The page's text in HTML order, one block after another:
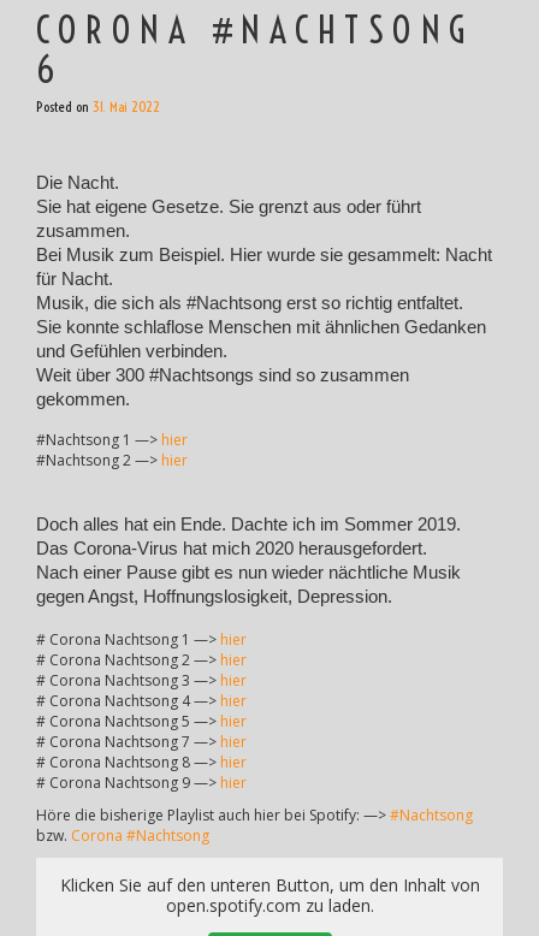
CORONA #NACHTSONG
6
Posted on 31. Mai 2022
Die Nacht.
Sie hat eigene Gesetze. Sie grenzt aus oder führt
zusammen.
Bei Musik zum Beispiel. Hier wurde sie gesammelt: Nacht
für Nacht.
Musik, die sich als #Nachtsong erst so richtig entfaltet.
Sie konnte schlaflose Menschen mit ähnlichen Gedanken
und Gefühlen verbinden.
Weit über 300 #Nachtsongs sind so zusammen
gekommen.
#Nachtsong 1 —> hier
#Nachtsong 2 —> hier
Doch alles hat ein Ende. Dachte ich im Sommer 2019.
Das Corona-Virus hat mich 2020 herausgefordert.
Nach einer Pause gibt es nun wieder nächtliche Musik
gegen Angst, Hoffnungslosigkeit, Depression.
# Corona Nachtsong 1 —> hier
# Corona Nachtsong 2 —> hier
# Corona Nachtsong 3 —> hier
# Corona Nachtsong 4 —> hier
# Corona Nachtsong 5 —> hier
# Corona Nachtsong 7 —> hier
# Corona Nachtsong 8 —> hier
# Corona Nachtsong 9 —> hier
Höre die bisherige Playlist auch hier bei Spotify: —>#Nachtsong
bzw. Corona #Nachtsong
Klicken Sie auf den unteren Button, um den Inhalt von
open.spotify.com zu laden.